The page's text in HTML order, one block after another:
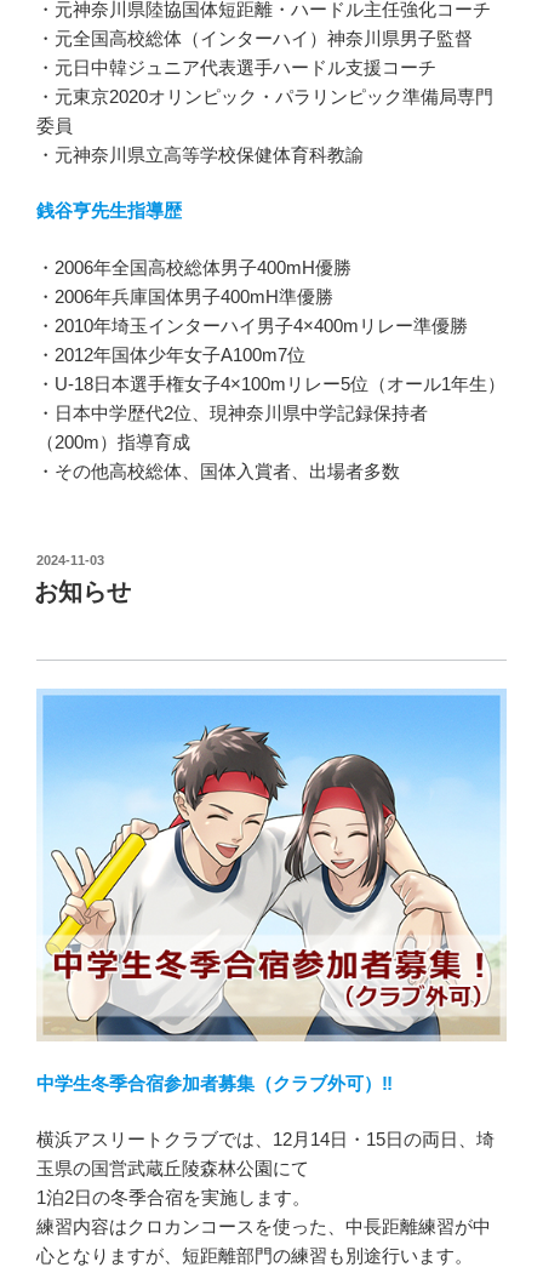
・元神奈川県陸協国体短距離・ハードル主任強化コーチ
・元全国高校総体（インターハイ）神奈川県男子監督
・元日中韓ジュニア代表選手ハードル支援コーチ
・元東京2020オリンピック・パラリンピック準備局専門
委員
・元神奈川県立高等学校保健体育科教諭
銭谷亨先生指導歴
・2006年全国高校総体男子400mH優勝
・2006年兵庫国体男子400mH準優勝
・2010年埼玉インターハイ男子4×400mリレー準優勝
・2012年国体少年女子A100m7位
・U-18日本選手権女子4×100mリレー5位（オール1年生）
・日本中学歴代2位、現神奈川県中学記録保持者
（200m）指導育成
・その他高校総体、国体入賞者、出場者多数
投
稿
日:
2024-11-03
お知らせ
中学生冬季合宿参加者募集（クラブ外可）‼️
横浜アスリートクラブでは、12月14日・15日の両日、埼
玉県の国営武蔵丘陵森林公園にて
1泊2日の冬季合宿を実施します。
練習内容はクロカンコースを使った、中長距離練習が中
心となりますが、短距離部門の練習も別途行います。